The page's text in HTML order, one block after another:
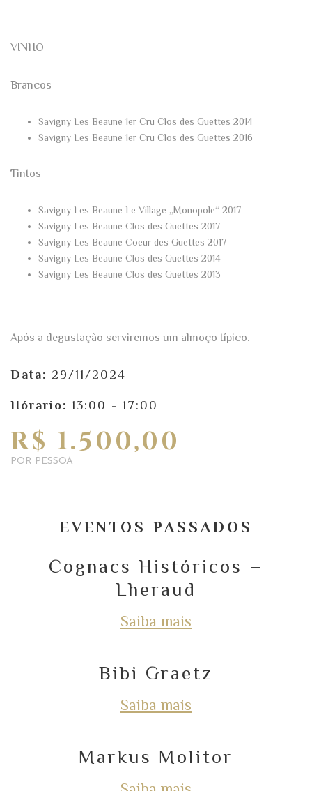
VINHO
Brancos
Savigny Les Beaune 1er Cru Clos des Guettes 2014
Savigny Les Beaune 1er Cru Clos des Guettes 2016
Tintos
Savigny Les Beaune Le Village „Monopole“ 2017
Savigny Les Beaune Clos des Guettes 2017
Savigny Les Beaune Coeur des Guettes 2017
Savigny Les Beaune Clos des Guettes 2014
Savigny Les Beaune Clos des Guettes 2013
Após a degustação serviremos um almoço típico.
Data: 29/11/2024
Hórario: 13:00 - 17:00
R$ 1.500,00
POR PESSOA
EVENTOS PASSADOS
Cognacs Históricos –
Lheraud
Saiba mais
Bibi Graetz
Saiba mais
Markus Molitor